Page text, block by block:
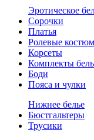
Эротическое
Сорочки
Платья
Ролевые
Корсеты
Комплекты
Боди
Пояса и чулки
Нижнее белье
Бюстгальтеры
Трусики